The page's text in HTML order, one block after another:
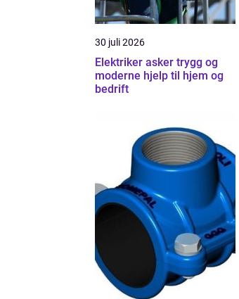
30 juli 2026
Elektriker asker trygg og
moderne hjelp til hjem og
bedrift